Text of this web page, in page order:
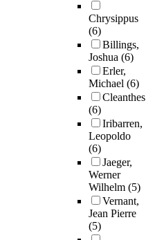
Chrysippus
(6)
Billings,
Joshua (6)
Erler,
Michael (6)
Cleanthes
(6)
Iribarren,
Leopoldo
(6)
Jaeger,
Werner
Wilhelm (5)
Vernant,
Jean Pierre
(5)